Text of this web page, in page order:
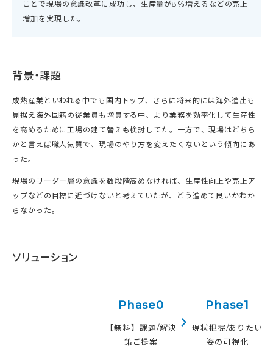
ことで現場の意識改革に成功し、生産量が8％増えるなどの売上
増加を実現した。
背景・課題
成熟産業といわれる中でも国内トップ、さらに将来的には海外進出も
見据え海外国籍の従業員も増員する中、より業務を効率化して生産性
を高めるために工場の建て替えも検討してた。一方で、現場はどちら
かと言えば職人気質で、現場のやり方を変えたくないという傾向にあ
った。
現場のリーダー層の意識を数段階高めなければ、生産性向上や売上ア
ップなどの目標に近づけないと考えていたが、どう進めて良いかわか
らなかった。
ソリューション
Phase0
【無料】課題/解決
策ご提案
Phase1
現状把握/ありたい
姿の可視化